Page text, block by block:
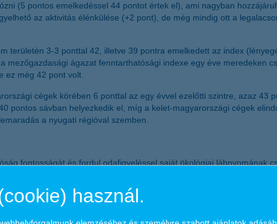
(5 pontos emelkedéssel 44 pontot értek el), ami nagyban
az aktivitás élénkülése (+2 pont), de még mindig ott a
területén 3-3 ponttal 42, illetve 39 pontra emelkedett az index
mezőgazdasági ágazat fenntarthatósági indexe egy éve meredeken
ez még 42 pont volt.
cégek körében 6 ponttal az egy évvel ezelőtti szintre, azaz 43
pontos sávban helyezkedik el, míg a kelet-magyarországi cégek
a nyugati régióval szemben.
fontosságát és fordul odafigyeléssel saját ökológiai lábnyomának
amelyben nehéz saját forrást, külső finanszírozást vagy pályázati
az Európai Unió taxonómia-rendeletéről, és ezeknek is csak a
használ.